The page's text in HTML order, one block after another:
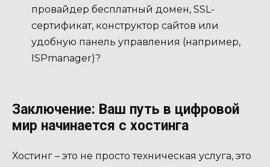
провайдер бесплатный домен, SSL-
сертификат, конструктор сайтов или
удобную панель управления (например,
ISPmanager)?
Заключение: Ваш путь в цифровой
мир начинается с хостинга
Хостинг – это не просто техническая услуга, это